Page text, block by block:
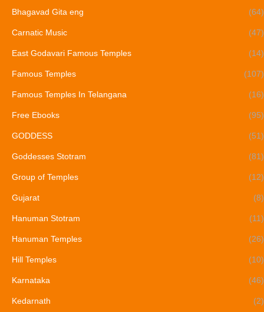
Bhagavad Gita eng (64)
Carnatic Music (47)
East Godavari Famous Temples (14)
Famous Temples (107)
Famous Temples In Telangana (16)
Free Ebooks (95)
GODDESS (51)
Goddesses Stotram (81)
Group of Temples (12)
Gujarat (8)
Hanuman Stotram (11)
Hanuman Temples (26)
Hill Temples (10)
Karnataka (46)
Kedarnath (2)